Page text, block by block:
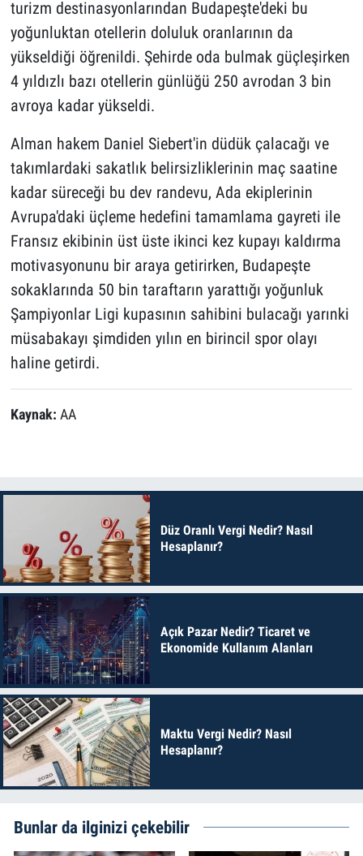
turizm destinasyonlarından Budapeşte'deki bu
yoğunluktan otellerin doluluk oranlarının da
yükseldiği öğrenildi. Şehirde oda bulmak güçleşirken
4 yıldızlı bazı otellerin günlüğü 250 avrodan 3 bin
avroya kadar yükseldi.
Alman hakem Daniel Siebert'in düdük çalacağı ve
takımlardaki sakatlık belirsizliklerinin maç saatine
kadar süreceği bu dev randevu, Ada ekiplerinin
Avrupa'daki üçleme hedefini tamamlama gayreti ile
Fransız ekibinin üst üste ikinci kez kupayı kaldırma
motivasyonunu bir araya getirirken, Budapeşte
sokaklarında 50 bin taraftarın yarattığı yoğunluk
Şampiyonlar Ligi kupasının sahibini bulacağı yarınki
müsabakayı şimdiden yılın en birincil spor olayı
haline getirdi.
Kaynak: AA
Düz Oranlı Vergi Nedir? Nasıl
Hesaplanır?
Açık Pazar Nedir? Ticaret ve
Ekonomide Kullanım Alanları
Maktu Vergi Nedir? Nasıl
Hesaplanır?
Bunlar da ilginizi çekebilir